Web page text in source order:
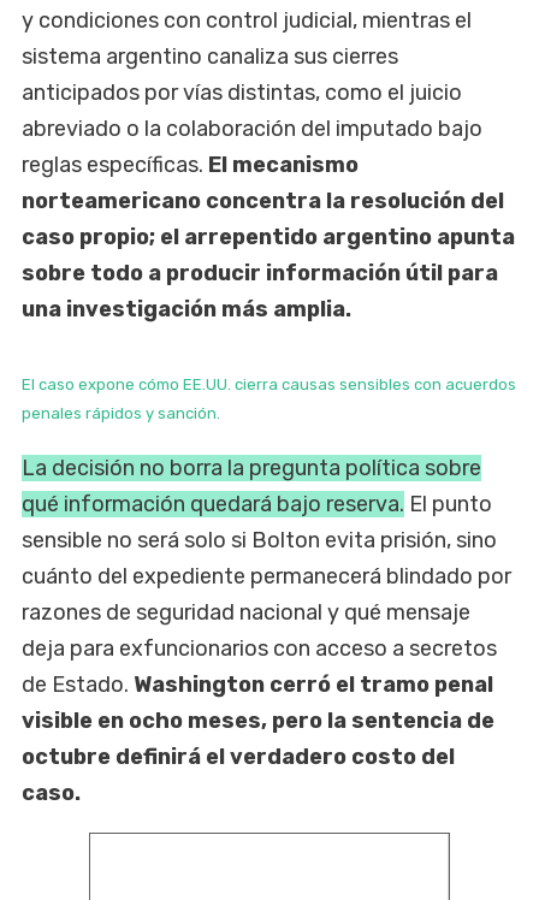
y condiciones con control judicial, mientras el
sistema argentino canaliza sus cierres
anticipados por vías distintas, como el juicio
abreviado o la colaboración del imputado bajo
reglas específicas. El mecanismo
norteamericano concentra la resolución del
caso propio; el arrepentido argentino apunta
sobre todo a producir información útil para
una investigación más amplia.
El caso expone cómo EE.UU. cierra causas sensibles con acuerdos
penales rápidos y sanción.
La decisión no borra la pregunta política sobre
qué información quedará bajo reserva. El punto
sensible no será solo si Bolton evita prisión, sino
cuánto del expediente permanecerá blindado por
razones de seguridad nacional y qué mensaje
deja para exfuncionarios con acceso a secretos
de Estado. Washington cerró el tramo penal
visible en ocho meses, pero la sentencia de
octubre definirá el verdadero costo del
caso.